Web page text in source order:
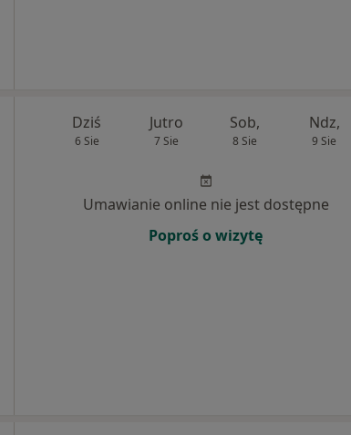
Dziś
6 Sie
Jutro
7 Sie
Sob,
8 Sie
Ndz,
9 Sie
Umawianie online nie jest dostępne
Poproś o wizytę